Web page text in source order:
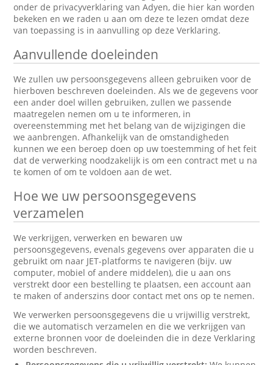
onder de privacyverklaring van Adyen, die hier kan worden
bekeken en we raden u aan om deze te lezen omdat deze
van toepassing is in aanvulling op deze Verklaring.
Aanvullende doeleinden
We zullen uw persoonsgegevens alleen gebruiken voor de
hierboven beschreven doeleinden. Als we de gegevens voor
een ander doel willen gebruiken, zullen we passende
maatregelen nemen om u te informeren, in
overeenstemming met het belang van de wijzigingen die
we aanbrengen. Afhankelijk van de omstandigheden
kunnen we een beroep doen op uw toestemming of het feit
dat de verwerking noodzakelijk is om een contract met u na
te komen of om te voldoen aan de wet.
Hoe we uw persoonsgegevens
verzamelen
We verkrijgen, verwerken en bewaren uw
persoonsgegevens, evenals gegevens over apparaten die u
gebruikt om naar JET-platforms te navigeren (bijv. uw
computer, mobiel of andere middelen), die u aan ons
verstrekt door een bestelling te plaatsen, een account aan
te maken of anderszins door contact met ons op te nemen.
We verwerken persoonsgegevens die u vrijwillig verstrekt,
die we automatisch verzamelen en die we verkrijgen van
externe bronnen voor de doeleinden die in deze Verklaring
worden beschreven.